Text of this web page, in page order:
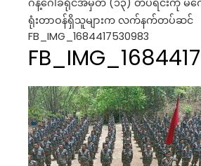
ဂန့်ဂေါခရိုင်အမှတ် (၁၃) တပ်ရင်းကို မ
ရုံးတာဝန်ရှိသူများက လက်နက်တပ်ဆင်
FB_IMG_1684417530983